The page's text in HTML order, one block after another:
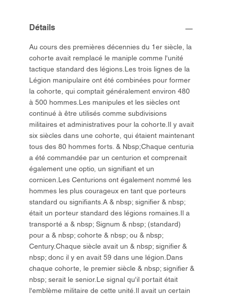
Détails
Au cours des premières décennies du 1er siècle, la
cohorte avait remplacé le maniple comme l'unité
tactique standard des légions.Les trois lignes de la
Légion manipulaire ont été combinées pour former
la cohorte, qui comptait généralement environ 480
à 500 hommes.Les manipules et les siècles ont
continué à être utilisés comme subdivisions
militaires et administratives pour la cohorte.Il y avait
six siècles dans une cohorte, qui étaient maintenant
tous des 80 hommes forts. & Nbsp;Chaque centuria
a été commandée par un centurion et comprenait
également une optio, un signifiant et un
cornicen.Les Centurions ont également nommé les
hommes les plus courageux en tant que porteurs
standard ou signifiants.A & nbsp; signifier & nbsp;
était un porteur standard des légions romaines.Il a
transporté a & nbsp; Signum & nbsp; (standard)
pour a & nbsp; cohorte & nbsp; ou & nbsp;
Century.Chaque siècle avait un & nbsp; signifier &
nbsp; donc il y en avait 59 dans une légion.Dans
chaque cohorte, le premier siècle & nbsp; signifier &
nbsp; serait le senior.Le signal qu'il portait était
l'emblème militaire de cette unité.Il avait un certain